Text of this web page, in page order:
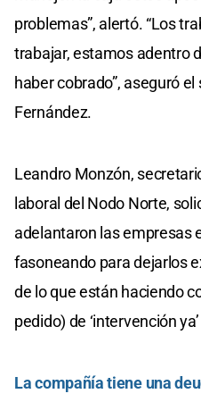
problemas”, alertó. “Los
trabajar, estamos adentro
haber cobrado”, aseguró el
Fernández.
Leandro Monzón,
laboral del Nodo Norte,
adelantaron las empresas
fasoneando para dejarlos
de lo que están haciendo
pedido) de ‘intervención
La compañía tiene una